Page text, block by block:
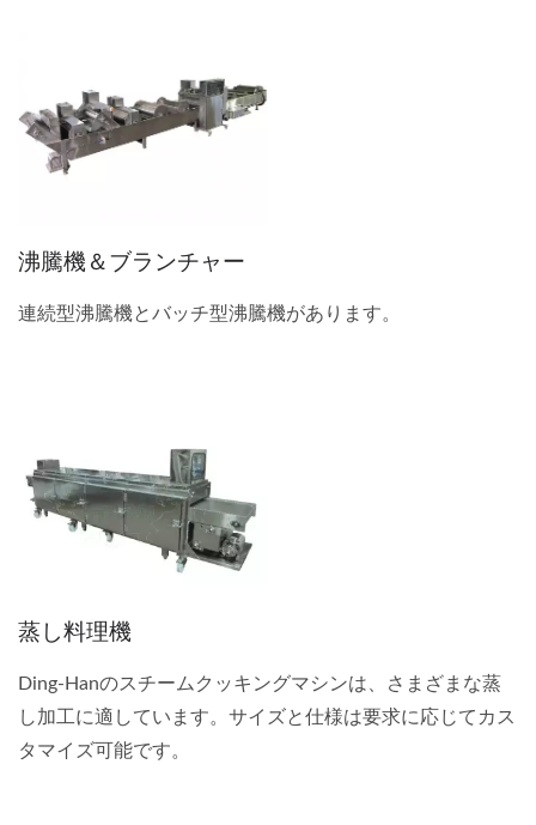
沸騰機＆ブランチャー
連続型沸騰機とバッチ型沸騰機があります。
蒸し料理機
Ding-Hanのスチームクッキングマシンは、さまざまな蒸
し加工に適しています。サイズと仕様は要求に応じてカス
タマイズ可能です。